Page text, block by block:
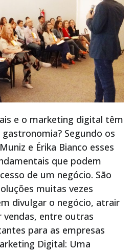
e o marketing digital têm
Segundo os
e Érika Bianco esses
que podem
de um negócio. São
muitas vezes
divulgar o negócio, atrair
entre outras
para as empresas
Digital: Uma